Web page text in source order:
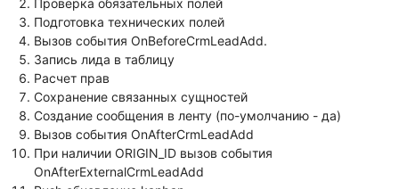
Подготовка технических полей
Вызов события OnBeforeCrmLeadAdd.
Запись лида в таблицу
Расчет прав
Сохранение связанных сущностей
Создание сообщения в ленту (по-умолчанию - да)
Вызов события OnAfterCrmLeadAdd
При наличии ORIGIN_ID вызов события
OnAfterExternalCrmLeadAdd